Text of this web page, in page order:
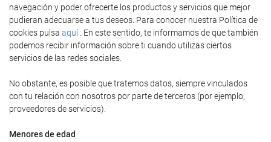
navegación y poder ofrecerte los productos y servicios que mejor
pudieran adecuarse a tus deseos. Para conocer nuestra Política de
cookies pulsa aquí . En este sentido, te informamos de que también
podemos recibir información sobre ti cuando utilizas ciertos
servicios de las redes sociales.
No obstante, es posible que tratemos datos, siempre vinculados
con tu relación con nosotros por parte de terceros (por ejemplo,
proveedores de servicios).
Menores de edad